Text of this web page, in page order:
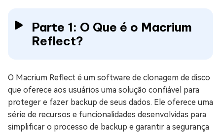
Parte 1: O Que é o Macrium
Reflect?
O Macrium Reflect é um software de clonagem de disco
que oferece aos usuários uma solução confiável para
proteger e fazer backup de seus dados. Ele oferece uma
série de recursos e funcionalidades desenvolvidas para
simplificar o processo de backup e garantir a segurança